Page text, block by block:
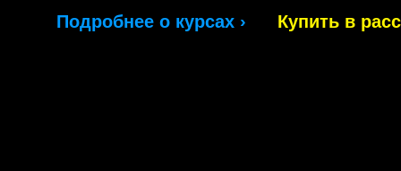
Купить в
Подробнее о курсах ›